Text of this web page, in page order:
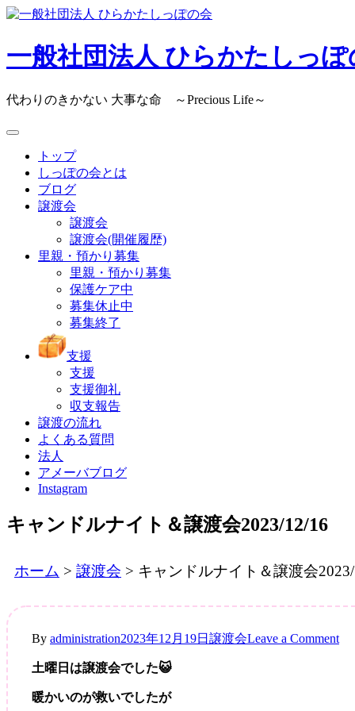
Skip
content
一般社団法人 ひらかたしっぽ
代わりのきかない 大事な命 ～Precious Life～
トップ
しっぽの会とは
ブログ
譲渡会
譲渡会
譲渡会(開催履歴)
里親・預かり募集
里親・預かり募集
保護ケア中
募集休止中
募集終了
支援
支援
支援御礼
収支報告
譲渡の流れ
よくある質問
法人
アメーバブログ
Instagram
キャンドルナイト＆譲渡会2023/12/16
ホーム > 譲渡会 > キャンドルナイト＆譲渡会
By administration2023年12月19日 譲渡会Leave a Commenton
土曜日は譲渡会でした😺
暖かいのが救いでしたが